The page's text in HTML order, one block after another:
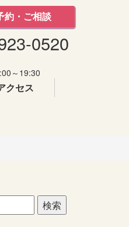
約・ご相談
0520
～19:30
クセス
検
索: